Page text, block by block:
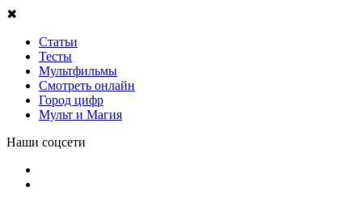
✖
Статьи
Тесты
Мультфильмы
Смотреть онлайн
Город цифр
Мульт и Магия
Наши соцсети